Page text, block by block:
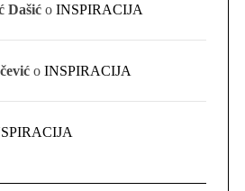
Dašić oINSPIRACIJA
oINSPIRACIJA